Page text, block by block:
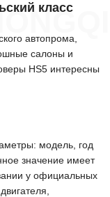
класс
автопрома,
салоны и
HS5 интересны
модель, год
значение имеет
у официальных